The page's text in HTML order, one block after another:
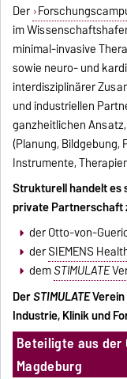
Der
im
minimal-invasive
sowie neuro- und
interdisziplinärer
und industriellen
ganzheitlichen
(Planung,
Instrumente,
Strukturell handelt es
private Partnerschaft
der Otto-von-
derSIEMENS
demSTIMULATE
DerSTIMULATE
Industrie, Klinik und
Beteiligte aus
Magdeburg